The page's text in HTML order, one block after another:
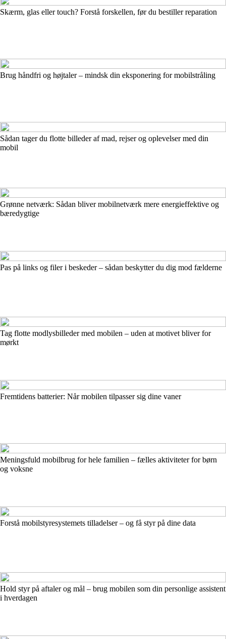
Skærm, glas eller touch? Forstå forskellen, før du bestiller reparation
Brug håndfri og højtaler – mindsk din eksponering for mobilstråling
Sådan tager du flotte billeder af mad, rejser og oplevelser med din
mobil
Grønne netværk: Sådan bliver mobilnetværk mere energieffektive og
bæredygtige
Pas på links og filer i beskeder – sådan beskytter du dig mod fælderne
Tag flotte modlysbilleder med mobilen – uden at motivet bliver for
mørkt
Fremtidens batterier: Når mobilen tilpasser sig dine vaner
Meningsfuld mobilbrug for hele familien – fælles aktiviteter for børn
og voksne
Forstå mobilstyresystemets tilladelser – og få styr på dine data
Hold styr på aftaler og mål – brug mobilen som din personlige assistent
i hverdagen